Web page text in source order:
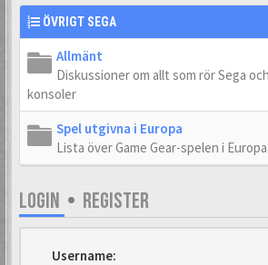
ÖVRIGT SEGA
Allmänt
Diskussioner om allt som rör Sega
konsoler
Spel utgivna i Europa
Lista över Game Gear-spelen i Europa
LOGIN • REGISTER
Username: